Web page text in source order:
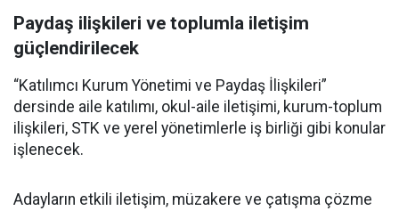
Paydaş ilişkileri ve toplumla iletişim
güçlendirilecek
“Katılımcı Kurum Yönetimi ve Paydaş İlişkileri”
dersinde aile katılımı, okul-aile iletişimi, kurum-toplum
ilişkileri, STK ve yerel yönetimlerle iş birliği gibi konular
işlenecek.
Adayların etkili iletişim, müzakere ve çatışma çözme